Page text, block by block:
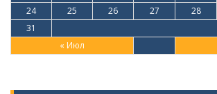
« Июл
24
25 26 27 28
31